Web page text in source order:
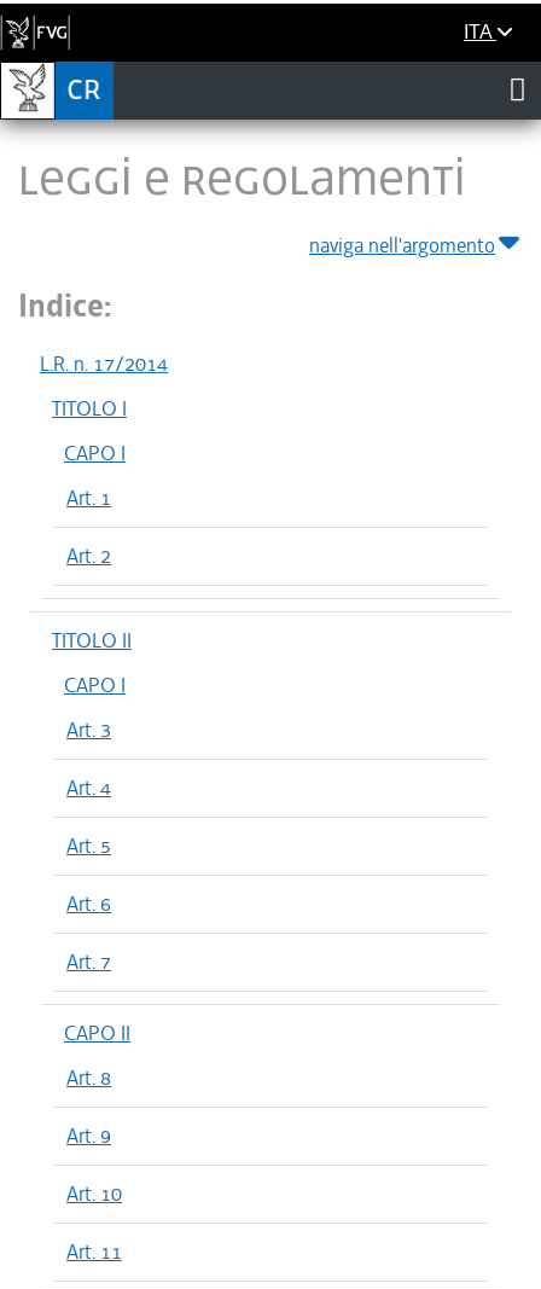
ITA
LEGGI E REGOLAMENTI
naviga nell'argomento
Indice:
L.R. n. 17/2014
TITOLO I
CAPO I
Art. 1
Art. 2
TITOLO II
CAPO I
Art. 3
Art. 4
Art. 5
Art. 6
Art. 7
CAPO II
Art. 8
Art. 9
Art. 10
Art. 11